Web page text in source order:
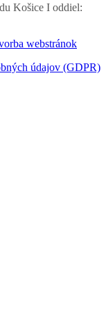
Košice I oddiel:
webstránok
údajov (GDPR)